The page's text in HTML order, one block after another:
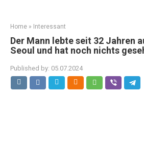
Home » Interessant
Der Mann lebte seit 32 Jahren
Seoul und hat noch nichts
Published by: 05.07.2024